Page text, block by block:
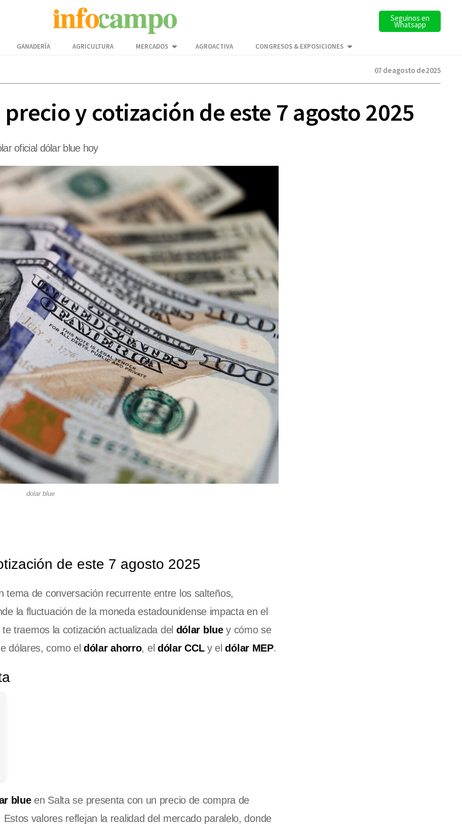
Seguinos en
Whatsapp
GANADERÍA AGRICULTURA MERCADOS AGROACTIVA CONGRESOS & EXPOSICIONES
07 de agosto de 2025
y cotización de este 7 agosto 2025
oficial dólar blue hoy
dolar blue
de este 7 agosto 2025
tema de conversación recurrente entre los salteños,
la fluctuación de la moneda estadounidense impacta en el
traemos la cotización actualizada del dólar bluey cómo se
dólares, como eldólar ahorro, el dólar CCLy eldólar MEP.
blueen Salta se presenta con un precio de compra de
Estos valores reflejan la realidad del mercado paralelo, donde